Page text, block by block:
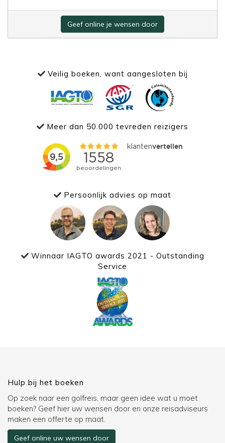
Geef online je wensen door
Veilig boeken, want aangesloten bij
Meer dan 50.000 tevreden reizigers
Persoonlijk advies op maat
Winnaar IAGTO awards 2021 - Outstanding
Service
Hulp bij het boeken
Op zoek naar een golfreis, maar geen idee wat u moet
boeken? Geef hier uw wensen door en onze reisadviseurs
maken een offerte op maat.
Geef online uw wensen door